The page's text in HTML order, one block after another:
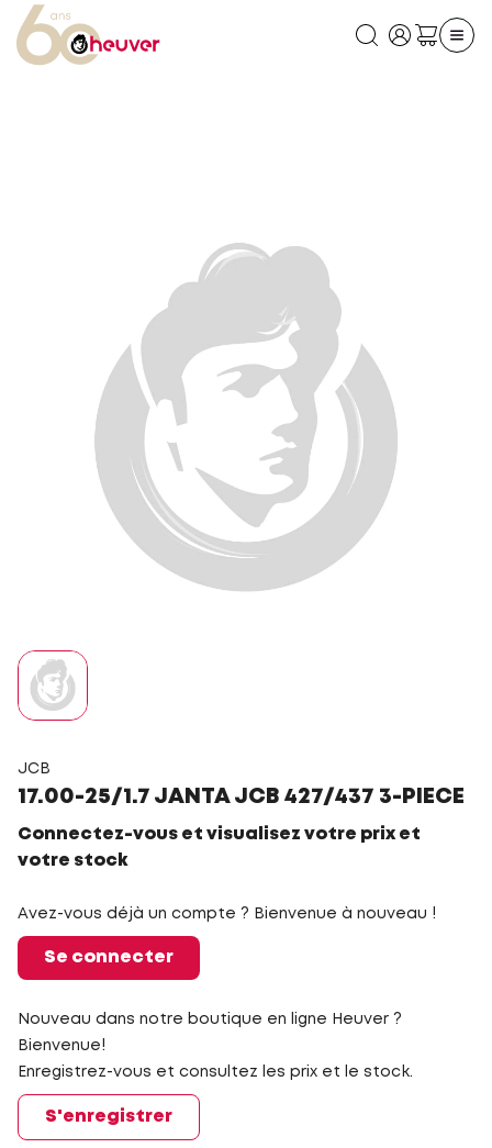
JCB
17.00-25/1.7 JANTA JCB 427/437 3-PIECE
Connectez-vous et visualisez votre prix et
votre stock
Avez-vous déjà un compte ? Bienvenue à nouveau !
Se connecter
Nouveau dans notre boutique en ligne Heuver ?
Bienvenue!
Enregistrez-vous et consultez les prix et le stock.
S'enregistrer